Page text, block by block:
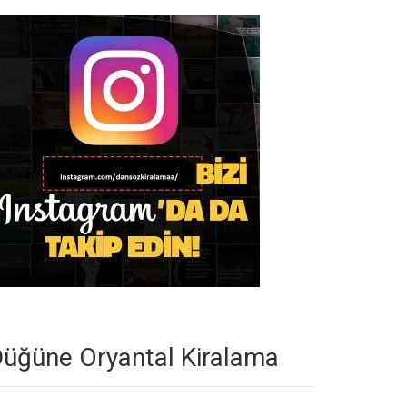
Oryantal Kiralama